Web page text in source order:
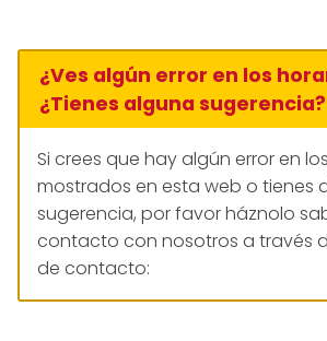
¿Ves algún error en los
¿Tienes alguna sugerencia?
Si crees que hay algún error en
mostrados en esta web o tienes
sugerencia, por favor háznolo
contacto con nosotros a través
de contacto: